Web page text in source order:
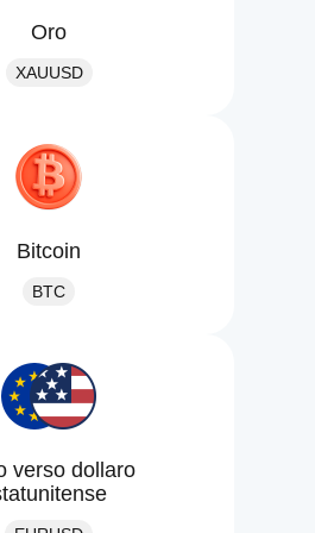
Oro
XAUUSD
Bitcoin
BTC
verso dollaro